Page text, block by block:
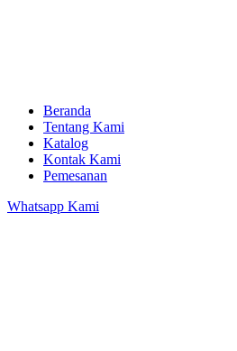
Beranda
Tentang Kami
Katalog
Kontak Kami
Pemesanan
Whatsapp Kami